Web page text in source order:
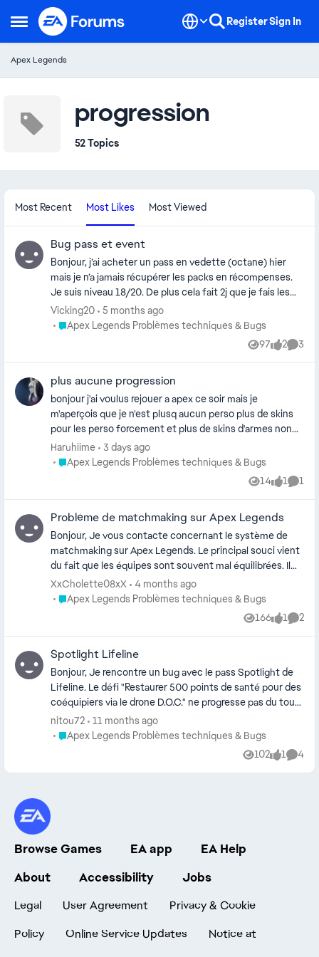
Open Side Menu
Skip to content RegisterSign In
Apex Legends
progression
52 Topics
Most Recent Most Likes Most Viewed
Bug pass et event
Bonjour, j’ai acheter un pass en vedette (octane) hier
mais je n’a jamais récupérer les packs en récompenses.
Je suis niveau 18/20. De plus cela fait 2j que je fais les
défis de l’événement anniversaire mais seul 100points
sont comptabilisés. Et mon menu est quasiment
constamment bloquer, aucun accès autre que des
games. savez vous comment fixer ça ? merci de l’aide
Vicking20
5 months ago
Place Apex Legends Problèmes techniques & Bugs
Apex Legends Problèmes techniques & Bugs
97
Views 2
likes 3
plus aucune progression
bonjour j'ai voulus rejouer a apex ce soir mais je
m'aperçois que je n'est plusq aucun perso plus de skins
pour les perso forcement et plus de skins d'armes non
plus alors que j'ai plus de 2500H sur apex comment ça se
fait? j'aimerais bien tout récuperer forcement comment
Haruhiime
3 days ago
Place Apex Legends Problèmes techniques & Bugs
Apex Legends Problèmes techniques & Bugs
14
Views 1
like 1
Problème de matchmaking sur Apex Legends
Bonjour, Je vous contacte concernant le système de
matchmaking sur Apex Legends. Le principal souci vient
du fait que les équipes sont souvent mal équilibrées. Il
arrive régulièrement de se retrouver avec des
coéquipiers dont le niveau ne correspond pas au mien,
tandis que les équipes adverses sont bien plus
coordonnées ou expérimentées. Cela crée des parties
des équipes permettrait d’avoir des matchs plus justes
et une expérience de jeu plus agréable. Merci de votre
attention. Cordialement,
XxCholette08xX
4 months ago
Place Apex Legends Problèmes techniques & Bugs
Apex Legends Problèmes techniques & Bugs
166
Views 1
like 2
Spotlight Lifeline
Bonjour, Je rencontre un bug avec le pass Spotlight de
Lifeline. Le défi "Restaurer 500 points de santé pour des
coéquipiers via le drone D.O.C." ne progresse pas du tout,
même après plusieurs soins confirmés en partie. J’ai
vérifié les mises à jour et testé différents modes de jeu,
nitou72
11 months ago
Place Apex Legends Problèmes techniques & Bugs
Apex Legends Problèmes techniques & Bugs
102
Views 1
like 4
Browse Games EA app
EA Help
About
Accessibility Jobs
Legal User Agreement
Privacy & Cookie
Policy
Online Service Updates
Notice at